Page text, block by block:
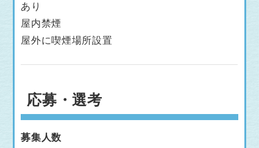
あり
屋内禁煙
屋外に喫煙場所設置
応募・選考
募集人数